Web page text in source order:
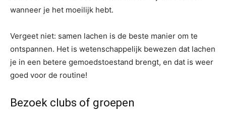
wanneer je het moeilijk hebt.
Vergeet niet: samen lachen is de beste manier om te
ontspannen. Het is wetenschappelijk bewezen dat lachen
je in een betere gemoedstoestand brengt, en dat is weer
goed voor de routine!
Bezoek clubs of groepen